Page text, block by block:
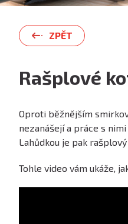
ZPĚT
Rašplové
Oproti běžnějším
nezanášejí a práce s
Lahůdkou je pak
Tohle video vám ukáže,